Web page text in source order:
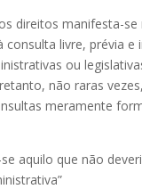
direitos manifesta-
livre, prévia
ou
não raras
meramente
aquilo que não